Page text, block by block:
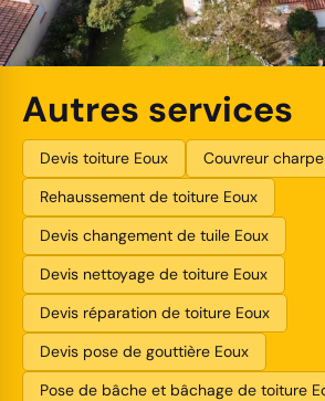
Autres services
Devis toiture Eoux
Couvreur
Rehaussement de toiture Eoux
Devis changement de tuile Eoux
Devis nettoyage de toiture Eoux
Devis réparation de toiture Eoux
Devis pose de gouttière Eoux
Pose de bâche et bâchage de toiture